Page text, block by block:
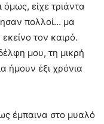
όμως, είχε τριάντα
πολλοί… μα
τον καιρό.
μου, τη μικρή
ήμουν έξι χρόνια
έμπαινα στο μυαλό